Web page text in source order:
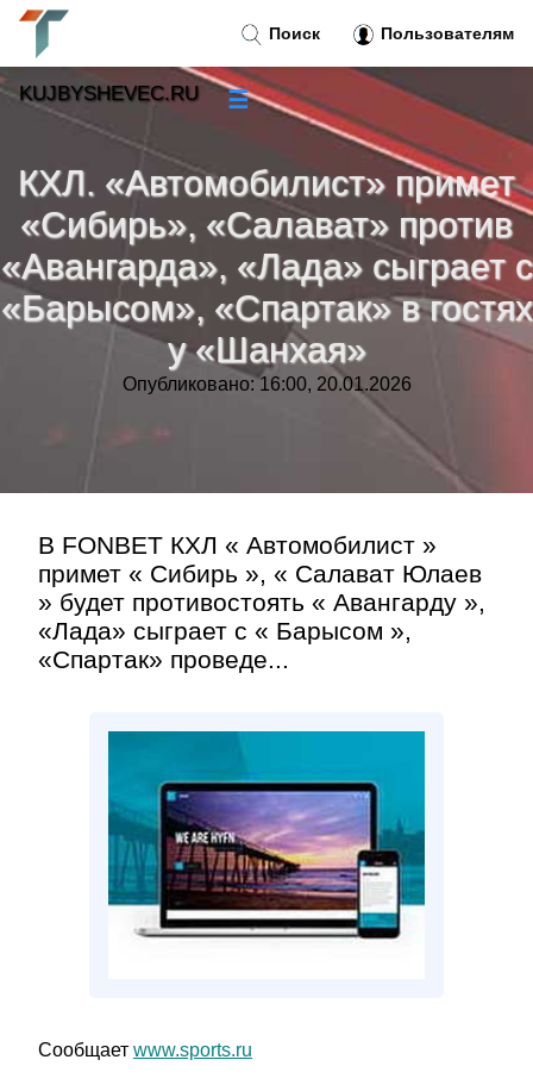
КХЛ. «Автомобилист» примет
«Сибирь», «Салават» против
«Авангарда», «Лада» сыграет с
«Барысом», «Спартак» в гостях
у «Шанхая»
Опубликовано: 16:00, 20.01.2026
В FONBET КХЛ « Автомобилист »
примет « Сибирь », « Салават Юлаев
» будет противостоять « Авангарду »,
«Лада» сыграет с « Барысом »,
«Спартак» проведе...
Сообщает www.sports.ru
Поиск Пользователям
KUJBYSHEVEC.RU ☰
Новости
Тренды новостей»
Рубрики»